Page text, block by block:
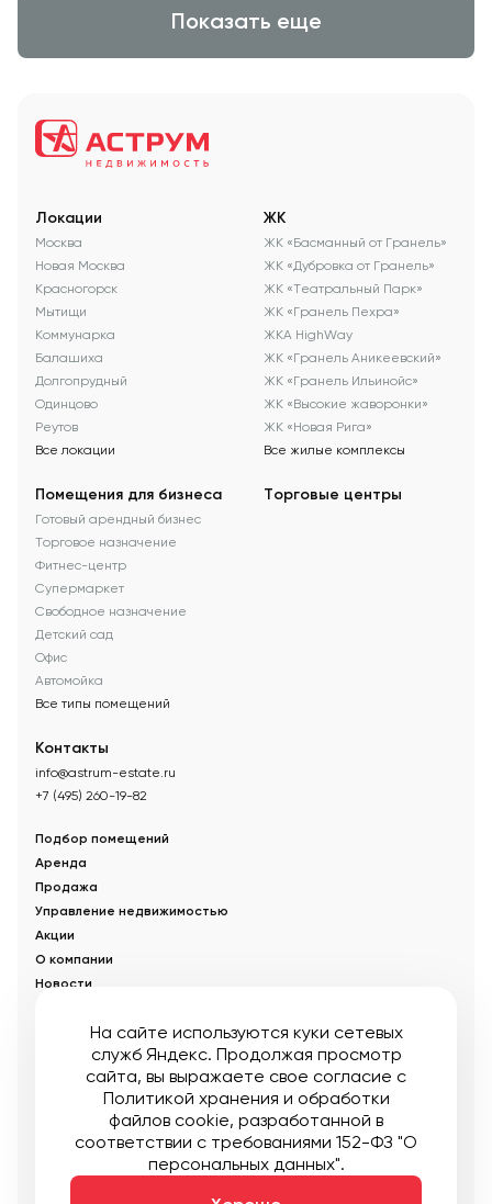
Показать еще
Локации
Москва
Новая Москва
Красногорск
Мытищи
Коммунарка
Балашиха
Долгопрудный
Одинцово
Реутов
Все локации
ЖК
ЖК «Басманный от Гранель»
ЖК «Дубровка от Гранель»
ЖК «Театральный Парк»
ЖК «Гранель Пехра»
ЖКА HighWay
ЖК «Гранель Аникеевский»
ЖК «Гранель Ильинойс»
ЖК «Высокие жаворонки»
ЖК «Новая Рига»
Все жилые комплексы
Помещения для бизнеса
Готовый арендный бизнес
Торговое назначение
Фитнес-центр
Супермаркет
Свободное назначение
Детский сад
Офис
Автомойка
Все типы помещений
Торговые центры
Контакты
info@astrum-estate.ru
+7 (495) 260-19-82
Подбор помещений
Аренда
Продажа
Управление недвижимостью
Акции
О компании
Новости
© Управляющая компания «Аструм Недвижимость». 2026
Опубликованная на сайте информация носит информационный
характер и не является публичной офертой
Мы в соцсетях:
Публичная оферта
Пользовательское соглашение
Карта сайта
На сайте используются куки сетевых
служб Яндекс. Продолжая просмотр
сайта, вы выражаете свое согласие с
Политикой хранения и обработки
файлов cookie, разработанной в
соответствии с требованиями 152-ФЗ "О
персональных данных".